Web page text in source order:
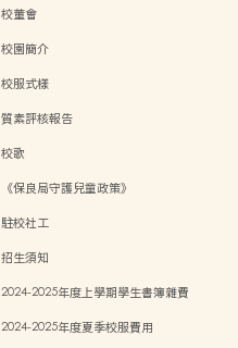
校董會
校園簡介
校服式樣
質素評核報告
校歌
《保良局守護兒童政策》
駐校社工
招生須知
2024-2025年度上學期學生書簿雜費
2024-2025年度夏季校服費用